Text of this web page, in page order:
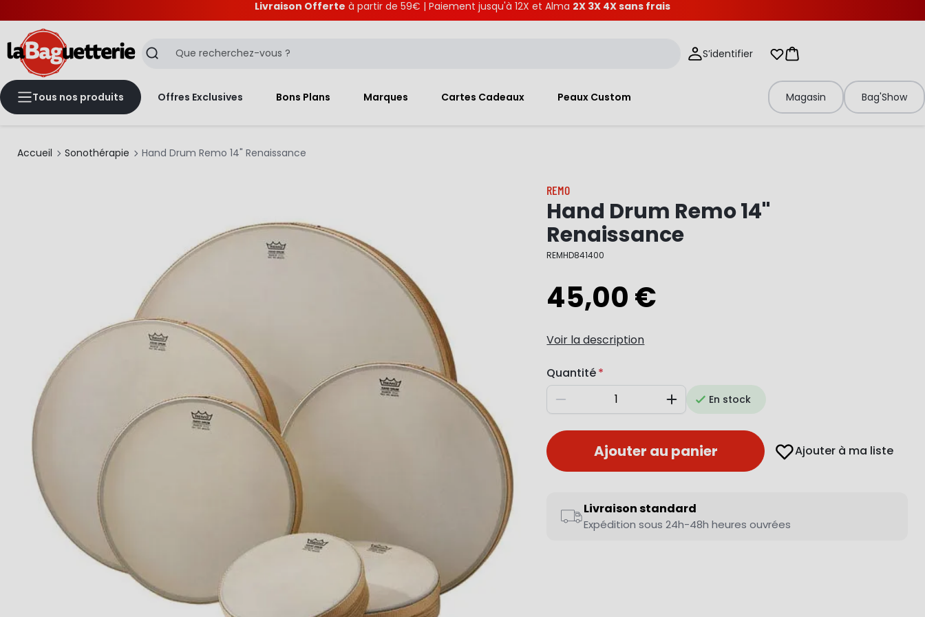
Livraison Offerte à partir de 59€ | Paiement jusqu'à 12X et Alma 2X 3X 4X sans frais
Recherche S’identifier Mes listes d'envies
Panier
Tous nos produits Offres Exclusives Bons Plans Marques Cartes Cadeaux Peaux Custom Magasin Bag'Show
Accueil Sonothérapie Hand Drum Remo 14" Renaissance
REMO
Hand Drum Remo 14"
Renaissance
REMHD841400
45,00 €
Voir la description
Quantité
Diminuer AugmenterEn stock
Ajouter au panier Ajouter à ma liste
Livraison standard
Expédition sous 24h-48h heures ouvrées